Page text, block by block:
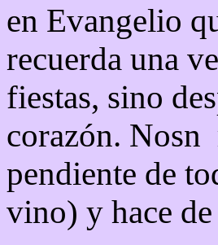
en Evangelio
recuerda una
fiestas, sino
corazón. Nosn
pendiente de
vino) y hace de